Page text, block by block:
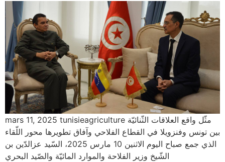
mars 11, 2025 tunisieagriculture مثّل واقع العلاقات الثّنائيّة
بين تونس وفنزويلا في القطاع الفلاحي وآفاق تطويرها محور اللّقاء
الذي جمع صباح اليوم الاثنين 10 مارس 2025، السّيد عزالدّين بن
الشّيخ وزير الفلاحة والموارد المائيّة والصّيد البحري